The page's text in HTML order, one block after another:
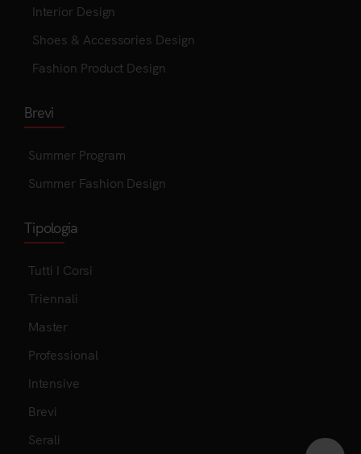
Interior Design
Shoes & Accessories Design
Fashion Product Design
Brevi
Summer Program
Summer Fashion Design
Tipologia
Tutti I Corsi
Triennali
Master
Professional
Intensive
Brevi
Serali